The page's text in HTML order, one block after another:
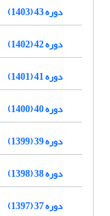
دوره 43 (1403)
دوره 42 (1402)
دوره 41 (1401)
دوره 40 (1400)
دوره 39 (1399)
دوره 38 (1398)
دوره 37 (1397)